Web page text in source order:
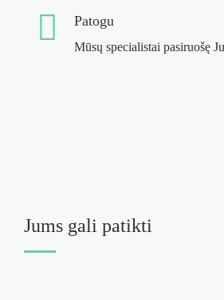
Patogu
Mūsų specialistai pasiruošę
Jums gali patikti